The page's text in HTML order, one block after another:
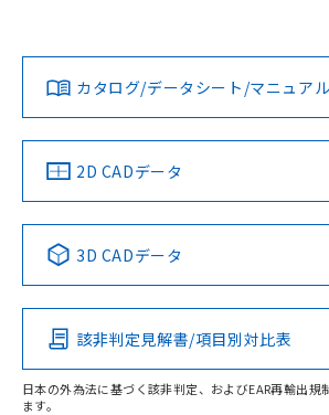
以上、n: 80mm以上
検出領域
ダウンロードデータをご利用いただく前
みください。
ソフトウェアの使用条件
対応済み
中国 RoHS 注意事項・凡例
Pb Hg Cd
O
LR型式承認
（イギリス
船舶規格）
DNV型式承認
（ノルウェー
BV
（
No No No
この製品の規格認
その他の認証はこちらのページ
カタログ/データシート/マニュアル
2D CADデータ
3D CADデータ
該非判定見解書/項目別対比表
日本の外為法に基づく該非判定、およびEAR再輸出規
ます。